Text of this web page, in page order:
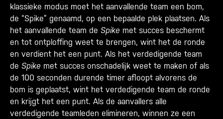
klassieke modus moet het aanvallende team een bom,
de “Spike” genaamd, op een bepaalde plek plaatsen. Als
het aanvallende team de Spike met succes beschermt
en tot ontploffing weet te brengen, wint het de ronde
en verdient het een punt. Als het verdedigende team
de Spike met succes onschadelijk weet te maken of als
de 100 seconden durende timer afloopt alvorens de
bom is geplaatst, wint het verdedigende team de ronde
en krijgt het een punt. Als de aanvallers alle
verdedigende teamleden elimineren, winnen ze een